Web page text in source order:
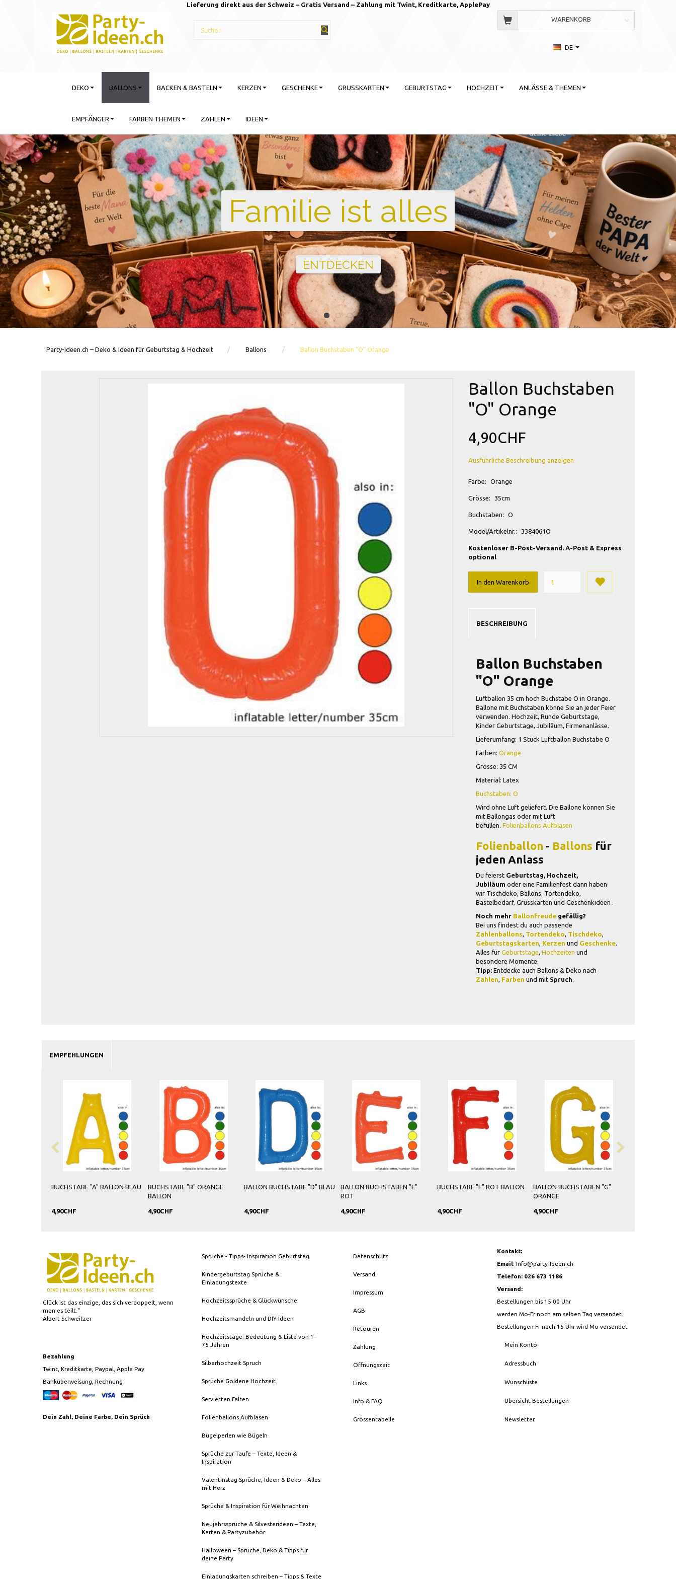
Lieferung direkt aus der Schweiz – Gratis Versand – Zahlung mit Twint, Kreditkarte, ApplePay
WARENKORB
DE
DEKO BALLONS BACKEN & BASTELN KERZEN GESCHENKE GRUSSKARTEN GEBURTSTAG HOCHZEIT ANLÄSSE & THEMEN
EMPFÄNGER FARBEN THEMEN ZAHLEN IDEEN
Geburtstag feiern mit Stil
Ballons · Tischdeko · Karten · Zahlen
GEBURTSTAGSDEKO ENTDECKEN
Party-Ideen.ch – Deko & Ideen für Geburtstag & Hochzeit Ballons Ballon Buchstaben "O" Orange
Ballon Buchstaben
"O" Orange
4,90CHF
Ausführliche Beschreibung anzeigen
Farbe: Orange
Grösse: 35cm
Buchstaben: O
Model/Artikelnr.: 3384061O
Kostenloser B-Post-Versand. A-Post & Express
optional
In den Warenkorb
BESCHREIBUNG
Ballon Buchstaben
"O" Orange
Luftballon 35 cm hoch Buchstabe O in Orange.
Ballone mit Buchstaben könne Sie an jeder Feier
verwenden. Hochzeit, Runde Geburtstage,
Kinder Geburtstage, Jubiläum, Firmenanlässe.
Lieferumfang: 1 Stück Luftballon Buchstabe O
Farben: Orange
Grösse: 35 CM
Material: Latex
Buchstaben: O
Wird ohne Luft geliefert. Die Ballone können Sie
mit Ballongas oder mit Luft
befüllen. Folienballons Aufblasen
Folienballon - Ballons für
jeden Anlass
Du feierst Geburtstag, Hochzeit,
Jubiläum oder eine Familienfest dann haben
wir Tischdeko, Ballons, Tortendeko,
Bastelbedarf, Grusskarten und Geschenkideen .
Noch mehr Ballonfreudegefällig?
Bei uns findest du auch passende
Zahlenballons Tortendeko Tischdeko
Geburtstagskarten Kerzen und Geschenke.
Alles für Geburtstage Hochzeiten und
besondere Momente.
Tipp:Entdecke auch Ballons & Deko nach
Zahlen Farben und mit Spruch
EMPFEHLUNGEN
BUCHSTABE "B" ORANGE
4,90CHF
BALLON BUCHSTABE "D" BLAU
4,90CHF
BALLON BUCHSTABEN "E"
4,90CHF
BUCHSTABE "F" ROT BALLON
4,90CHF
BALLON BUCHSTABEN "G"
4,90CHF
BALLON BUCHSTABEN "H"
ROT
4,90CHF
Glück ist das einzige, das sich verdoppelt, wenn
man es teilt."
Albert Schweitzer
Bezahlung
Twint, Kreditkarte, Paypal, Apple Pay
Banküberweisung, Rechnung
Dein Zahl, Deine Farbe, Dein Sprüch
Spruche - Tipps- Inspiration Geburtstag
Kindergeburtstag Sprüche &
Einladungstexte
Hochzeitssprüche & Glückwünsche
Hochzeitsmandeln und DIY-Ideen
Hochzeitstage: Bedeutung & Liste von 1–
75 Jahren
Silberhochzeit Spruch
Sprüche Goldene Hochzeit
Servietten Falten
Folienballons Aufblasen
Bügelperlen wie Bügeln
Sprüche zur Taufe – Texte, Ideen &
Inspiration
Valentinstag Sprüche, Ideen & Deko – Alles
mit Herz
Sprüche & Inspiration für Weihnachten
Neujahrssprüche & Silvesterideen – Texte,
Karten & Partyzubehör
Halloween – Sprüche, Deko & Tipps für
deine Party
Einladungskarten schreiben – Tipps & Texte
Datenschutz
Versand
Impressum
AGB
Retouren
Zahlung
Öffnungszeit
Links
Info & FAQ
Grössentabelle
Kontakt:
Email:Info@party-Ideen.ch
Telefon: 026 673 1186
Versand:
Bestellungen bis 15.00 Uhr
werden Mo-Fr noch am selben Tag versendet.
Bestellungen Fr nach 15 Uhr wird Mo versendet
Mein Konto
Adressbuch
Wunschliste
Übersicht Bestellungen
Newsletter